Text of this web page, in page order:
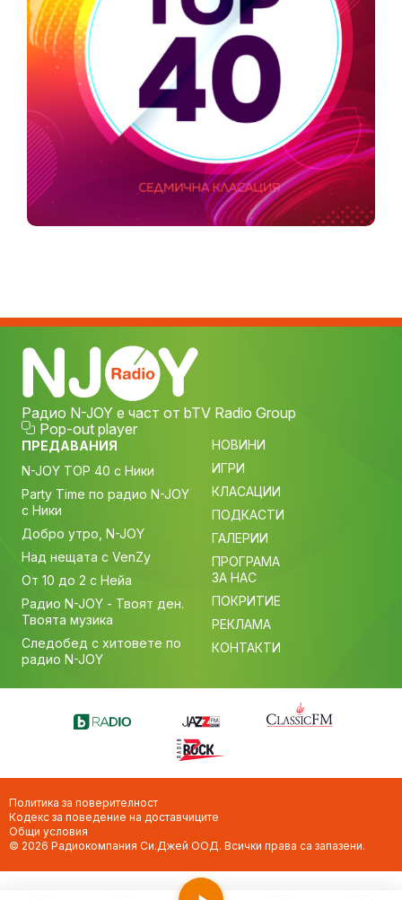
Радио N-JOY е част от bTV Radio Group
Pop-out player
ПРЕДАВАНИЯ
N-JOY TOP 40 с Ники
Party Time по радио N-JOY
с Ники
Добро утро, N-JOY
Над нещата с VenZy
От 10 до 2 с Нейа
Радио N-JOY - Твоят ден.
Твоята музика
Следобед с хитовете по
радио N-JOY
НОВИНИ
ИГРИ
КЛАСАЦИИ
ПОДКАСТИ
ГАЛЕРИИ
ПРОГРАМА
ЗА НАС
ПОКРИТИЕ
РЕКЛАМА
КОНТАКТИ
Политика за поверителност
Кодекс за поведение на доставчиците
Общи условия
© 2026 Радиокомпания Си.Джей ООД. Всички права са запазени.